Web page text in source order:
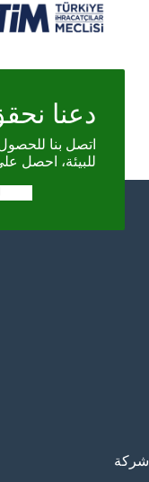
دعنا
اتصل بنا
للبيئة، احصل
شركة